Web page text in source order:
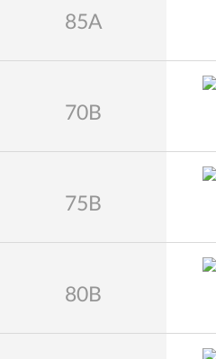
85A
70B
75B
80B